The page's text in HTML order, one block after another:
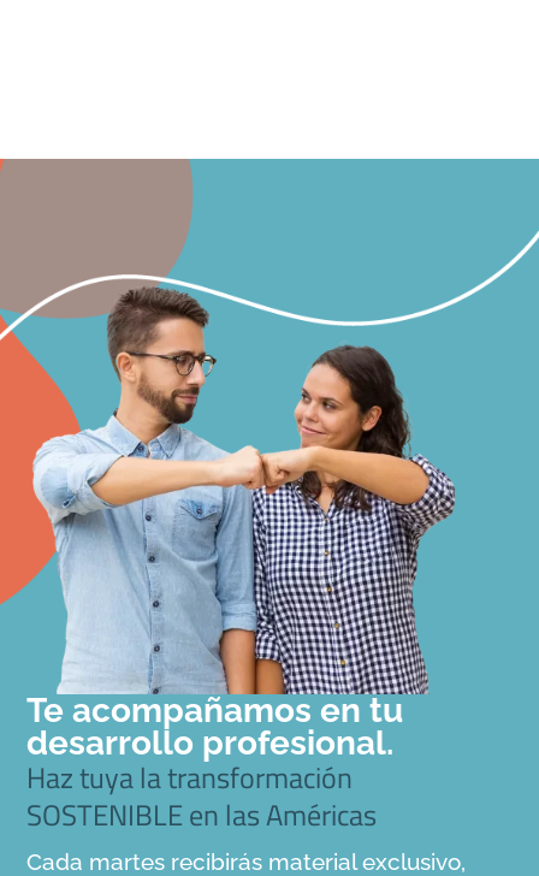
Te acompañamos en tu
desarrollo profesional.
Haz tuya la transformación
SOSTENIBLE en las Américas
Cada martes recibirás material exclusivo,